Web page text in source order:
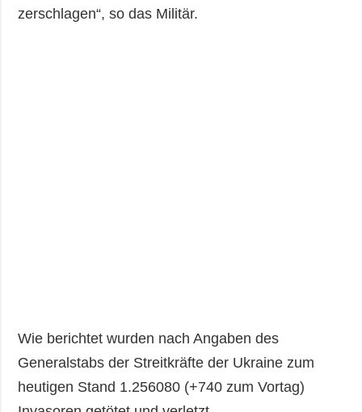
zerschlagen“, so das Militär.
Wie berichtet wurden nach Angaben des
Generalstabs der Streitkräfte der Ukraine zum
heutigen Stand 1.256080 (+740 zum Vortag)